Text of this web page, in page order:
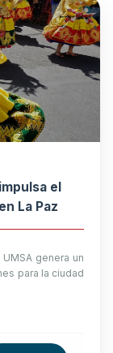
el
La Paz
genera un
para la ciudad